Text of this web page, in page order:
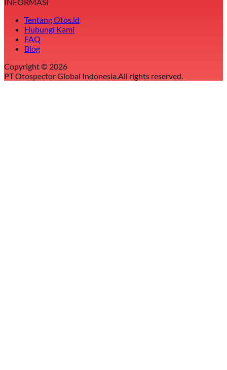
INFORMASI
Tentang Otos.id
Hubungi Kami
FAQ
Blog
Copyright © 2026
PT Otospector Global Indonesia.All rights reserved.